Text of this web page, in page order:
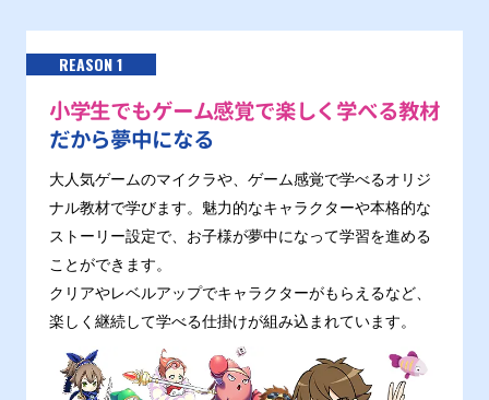
REASON 1
小学生でもゲーム感覚で楽しく学べる教材
だから夢中になる
大人気ゲームのマイクラや、ゲーム感覚で学べるオリジ
ナル教材で学びます。魅力的なキャラクターや本格的な
ストーリー設定で、お子様が夢中になって学習を進める
ことができます。
クリアやレベルアップでキャラクターがもらえるなど、
楽しく継続して学べる仕掛けが組み込まれています。